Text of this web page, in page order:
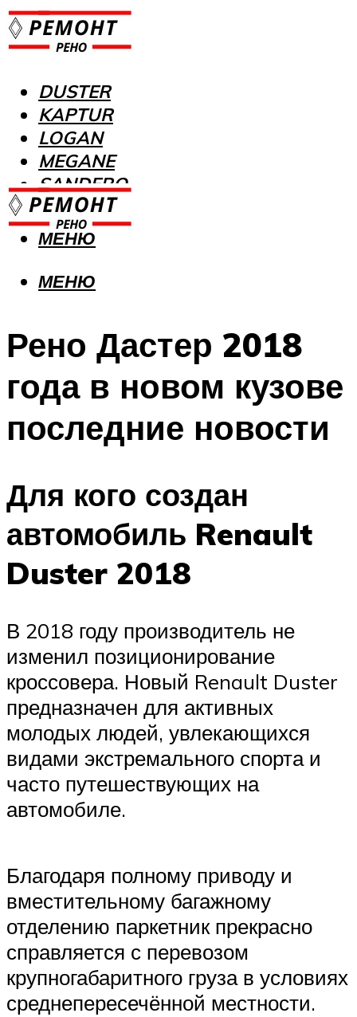
DUSTER
KAPTUR
LOGAN
MEGANE
SANDERO
МЕНЮ
МЕНЮ
Рено Дастер 2018
года в новом кузове
последние новости
Для кого создан
автомобиль Renault
Duster 2018
В 2018 году производитель не
изменил позиционирование
кроссовера. Новый Renault Duster
предназначен для активных
молодых людей, увлекающихся
видами экстремального спорта и
часто путешествующих на
автомобиле.
Благодаря полному приводу и
вместительному багажному
отделению паркетник прекрасно
справляется с перевозом
крупногабаритного груза в условиях
среднепересечённой местности.